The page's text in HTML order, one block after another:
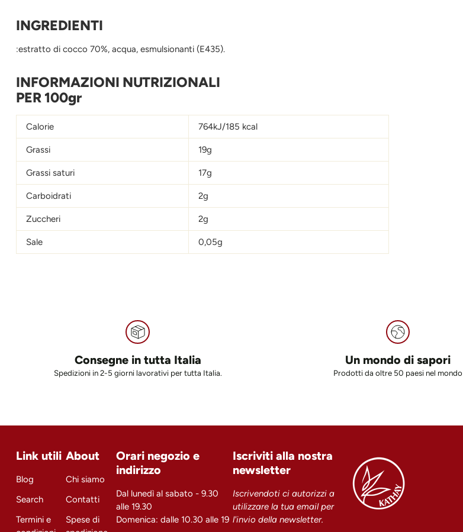
INGREDIENTI
:estratto di cocco 70%, acqua, esmulsionanti (E435).
INFORMAZIONI NUTRIZIONALI
PER 100gr
Calorie 764kJ/185 kcal
Grassi 19g
Grassi saturi 17g
Carboidrati 2g
Zuccheri 2g
Sale 0,05g
Consegne in tutta Italia
Spedizioni in 2-5 giorni lavorativi per tutta Italia.
Un mondo di sapori
Prodotti da oltre 50 paesi nel mondo
Link utili
Blog
Search
Termini e
About
Chi siamo
Contatti
Spese di
Orari negozio e
indirizzo
Dal lunedì al sabato - 9.30
alle 19.30
Domenica: dalle 10.30 alle 19
Iscriviti alla nostra
newsletter
Iscrivendoti ci autorizzi a
utilizzare la tua email per
l'invio della newsletter.